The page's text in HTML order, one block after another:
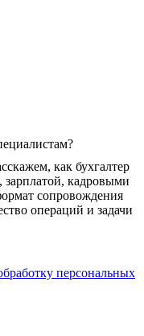
как бухгалтер
кадровыми
сопровождения
операций и задачи
персональных